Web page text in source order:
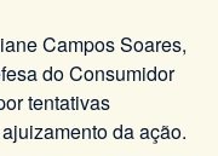
Campos Soares,
do Consumidor
tentativas
da ação.